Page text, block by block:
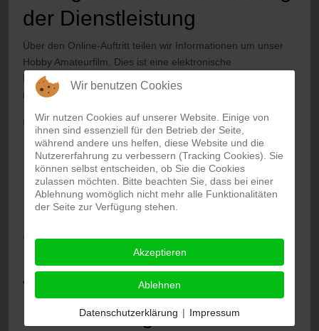
der Dienstleistung
Über den Online-Auftritt teilen wir Informationen um unser
Hobby Amateurfilm. Dies ist eine elektronische
Dienstleistung im Sinne Richtlinie (EU) 2019/882 und deren
nationalen Umsetzungsgesetze.
In unserem Online-Auftritt können Sie:
Informationen und Termine des Filmkreis Langenfeld
einsehen
Filme von unseren Mitgliedern ansehen
3. Beschreibungen und
Erläuterungen, die zum
Verständnis der
Durchführung der
Wir benutzen Cookies
Wir nutzen Cookies auf unserer Website. Einige von
ihnen sind essenziell für den Betrieb der Seite,
während andere uns helfen, diese Website und die
Nutzererfahrung zu verbessern (Tracking Cookies). Sie
können selbst entscheiden, ob Sie die Cookies
zulassen möchten. Bitte beachten Sie, dass bei einer
Ablehnung womöglich nicht mehr alle Funktionalitäten
der Seite zur Verfügung stehen.
Akzeptieren
Ablehnen
Datenschutzerklärung | Impressum